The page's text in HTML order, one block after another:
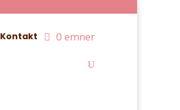
Kontakt 0 emner